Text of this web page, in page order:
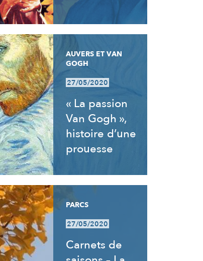
AUVERS ET VAN
GOGH
27/05/2020
« La passion
Van Gogh »,
histoire d’une
prouesse
PARCS
27/05/2020
Carnets de